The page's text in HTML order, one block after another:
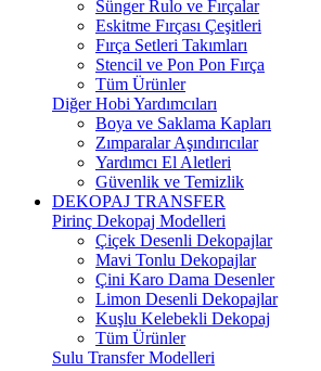
Sünger Rulo ve Fırçalar
Eskitme Fırçası Çeşitleri
Fırça Setleri Takımları
Stencil ve Pon Pon Fırça
Tüm Ürünler
Diğer Hobi Yardımcıları
Boya ve Saklama Kapları
Zımparalar Aşındırıcılar
Yardımcı El Aletleri
Güvenlik ve Temizlik
DEKOPAJ TRANSFER
Pirinç Dekopaj Modelleri
Çiçek Desenli Dekopajlar
Mavi Tonlu Dekopajlar
Çini Karo Dama Desenler
Limon Desenli Dekopajlar
Kuşlu Kelebekli Dekopaj
Tüm Ürünler
Sulu Transfer Modelleri